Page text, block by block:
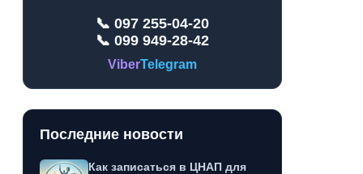
📞 097 255-04-20
📞 099 949-28-42
ViberTelegram
Последние новости
Как записаться в ЦНАП для